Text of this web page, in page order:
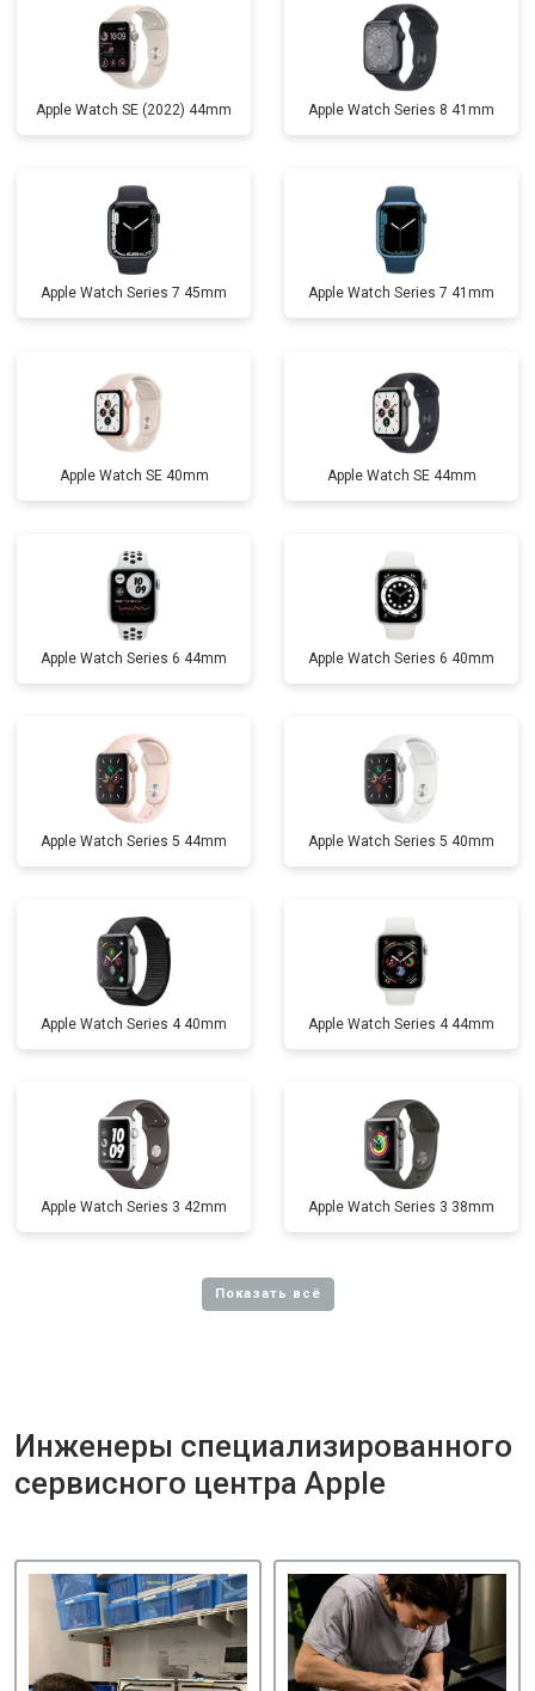
Apple Watch SE (2022) 44mm Apple Watch Series 8 41mm
Apple Watch Series 7 45mm Apple Watch Series 7 41mm
Apple Watch SE 40mm Apple Watch SE 44mm
Apple Watch Series 6 44mm Apple Watch Series 6 40mm
Apple Watch Series 5 44mm Apple Watch Series 5 40mm
Apple Watch Series 4 40mm Apple Watch Series 4 44mm
Apple Watch Series 3 42mm Apple Watch Series 3 38mm
Инженеры специализированного
сервисного центра Apple